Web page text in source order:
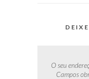
O seu
Campos